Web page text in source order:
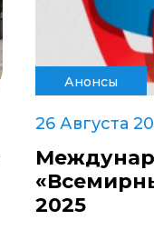
Анонсы
26 Августа
2025